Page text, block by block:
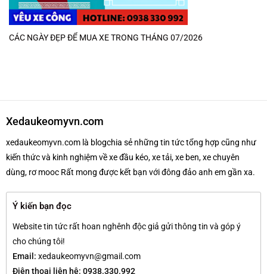
CÁC NGÀY ĐẸP ĐỂ MUA XE TRONG THÁNG 07/2026
Xedaukeomyvn.com
xedaukeomyvn.com là blogchia sẻ những tin tức tổng hợp cũng như
kiến thức và kinh nghiệm về xe đầu kéo, xe tải, xe ben, xe chuyên
dùng, rơ mooc Rất mong được kết bạn với đông đảo anh em gần xa.
Ý kiến bạn đọc
Website tin tức rất hoan nghênh độc giả gửi thông tin và góp ý
cho chúng tôi!
Email: xedaukeomyvn@gmail.com
Điện thoại liên hệ: 0938.330.992